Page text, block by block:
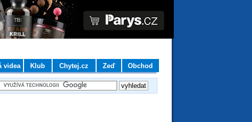
videa Klub Chytej.cz Zeď Obchod